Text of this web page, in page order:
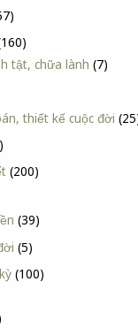
tật, chữa lành (7)
thiết kế cuộc đời
(200)
(39)
(5)
(100)